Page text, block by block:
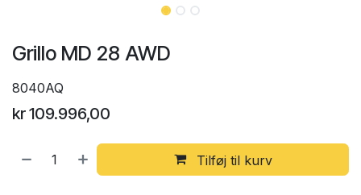
Grillo MD 28 AWD
8040AQ
kr109.996,00
Tilføj til kurv